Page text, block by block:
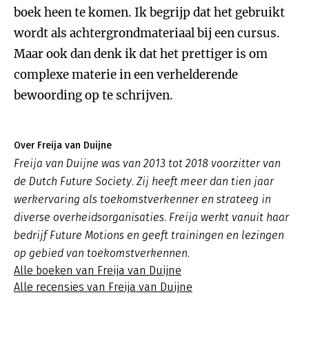
boek heen te komen. Ik begrijp dat het gebruikt
wordt als achtergrondmateriaal bij een cursus.
Maar ook dan denk ik dat het prettiger is om
complexe materie in een verhelderende
bewoording op te schrijven.
Over Freija van Duijne
Freija van Duijne was van 2013 tot 2018 voorzitter van
de Dutch Future Society. Zij heeft meer dan tien jaar
werkervaring als toekomstverkenner en strateeg in
diverse overheidsorganisaties. Freija werkt vanuit haar
bedrijf Future Motions en geeft trainingen en lezingen
op gebied van toekomstverkennen.
Alle boeken van Freija van Duijne
Alle recensies van Freija van Duijne